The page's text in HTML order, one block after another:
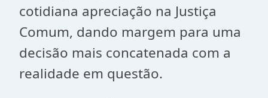
cotidiana apreciação na Justiça
Comum, dando margem para uma
decisão mais concatenada com a
realidade em questão.